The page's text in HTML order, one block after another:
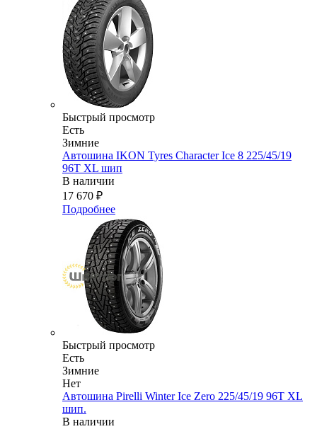
Быстрый просмотр
Есть
Зимние
Автошина IKON Tyres Character Ice 8 225/45/19
96T XL шип
В наличии
17 670 ₽
Подробнее
Быстрый просмотр
Есть
Зимние
Нет
Автошина Pirelli Winter Ice Zero 225/45/19 96T XL
шип.
В наличии